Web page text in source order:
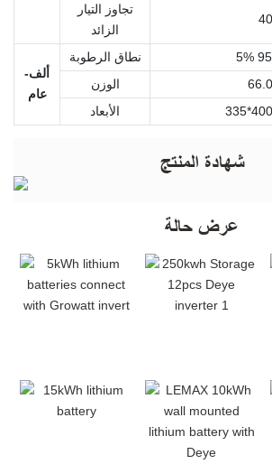
تجاوز التيار
الزائد
ألف-
عام
نطاق الرطوبة
الوزن
الأبعاد
شهادة المنتج
عرض حالة